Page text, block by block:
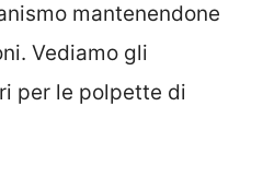
mantenendone
Vediamo gli
per le polpette di